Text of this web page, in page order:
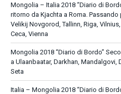
Mongolia – Italia 2018 “Diario di
ritorno da Kjachta a Roma. Passando
Velikij Novgorod, Tallinn, Riga,
Ceca, Vienna
Mongolia 2018 “Diario di Bordo”
a Ulaanbaatar, Darkhan, Mandalgovi,
Seta
Italia – Mongolia 2018 “Diario di